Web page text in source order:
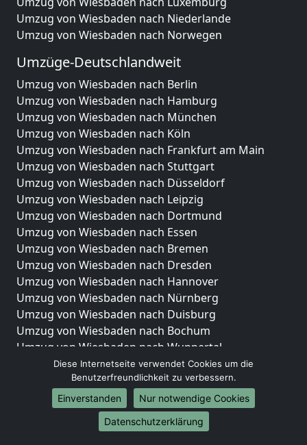
Umzug von Wiesbaden nach Niederlande
Umzug von Wiesbaden nach Norwegen
Umzüge-Deutschlandweit
Umzug von Wiesbaden nach Berlin
Umzug von Wiesbaden nach Hamburg
Umzug von Wiesbaden nach München
Umzug von Wiesbaden nach Köln
Umzug von Wiesbaden nach Frankfurt am Main
Umzug von Wiesbaden nach Stuttgart
Umzug von Wiesbaden nach Düsseldorf
Umzug von Wiesbaden nach Leipzig
Umzug von Wiesbaden nach Dortmund
Umzug von Wiesbaden nach Essen
Umzug von Wiesbaden nach Bremen
Umzug von Wiesbaden nach Dresden
Umzug von Wiesbaden nach Hannover
Umzug von Wiesbaden nach Nürnberg
Umzug von Wiesbaden nach Duisburg
Umzug von Wiesbaden nach Bochum
Umzug von Wiesbaden nach Wuppertal
Umzug von Wiesbaden nach Bielefeld
Umzug von Wiesbaden nach Bonn
Umzug von Wiesbaden nach Münster
Internationale-Umzüge
Diese Internetseite verwendet Cookies um die
Benutzerfreundlichkeit zu verbessern.
Einverstanden
Nur notwendige Cookies
Datenschutzerklärung